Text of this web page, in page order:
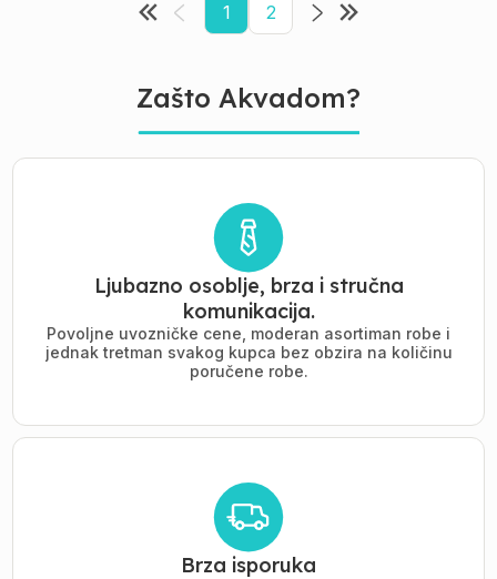
1 2
Zašto Akvadom?
Ljubazno osoblje, brza i stručna
komunikacija.
Povoljne uvozničke cene, moderan asortiman robe i
jednak tretman svakog kupca bez obzira na količinu
poručene robe.
Brza isporuka